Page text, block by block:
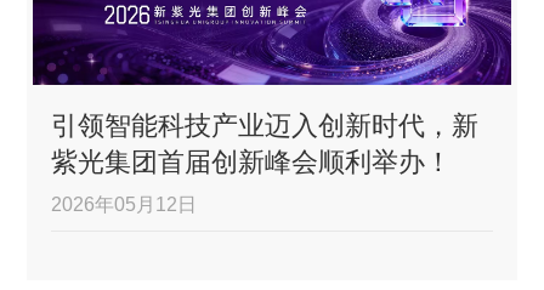
引领智能科技产业迈入创新时代，新
紫光集团首届创新峰会顺利举办！
2026年05月12日